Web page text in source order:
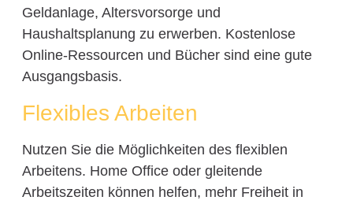
Geldanlage, Altersvorsorge und
Haushaltsplanung zu erwerben. Kostenlose
Online-Ressourcen und Bücher sind eine gute
Ausgangsbasis.
Flexibles Arbeiten
Nutzen Sie die Möglichkeiten des flexiblen
Arbeitens. Home Office oder gleitende
Arbeitszeiten können helfen, mehr Freiheit in